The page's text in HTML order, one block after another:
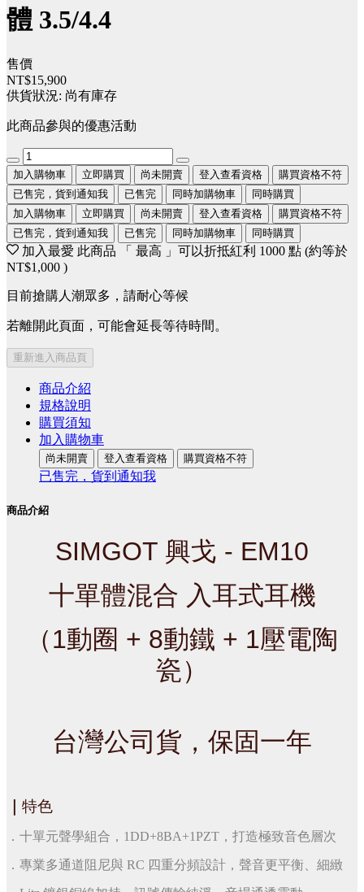
體 3.5/4.4
售價
NT$15,900
供貨狀況: 尚有庫存
此商品參與的優惠活動
加入購物車 立即購買 尚未開賣 登入查看資格
購買資格不符
已售完，貨到通知我
已售完 同時加購物車
同時購買
加入購物車
立即購買 尚未開賣 登入查看資格
購買資格不符
已售完，貨到通知我
已售完 同時加購物車 同時購買
加入最愛 此商品 「 最高 」可以折抵紅利 1000 點 (約等於
NT$1,000 )
目前搶購人潮眾多，請耐心等候
若離開此頁面，可能會延長等待時間。
重新進入商品頁
商品介紹
規格說明
購買須知
加入購物車
尚未開賣 登入查看資格 購買資格不符
已售完，貨到通知我
商品介紹
SIMGOT 興戈 - EM10
十單體混合 入耳式耳機
（1動圈 + 8動鐵 + 1壓電陶
瓷）
台灣公司貨，保固一年
特色
．十單元聲學組合，1DD+8BA+1PZT，打造極致音色層次
．專業多通道阻尼與 RC 四重分頻設計，聲音更平衡、細緻